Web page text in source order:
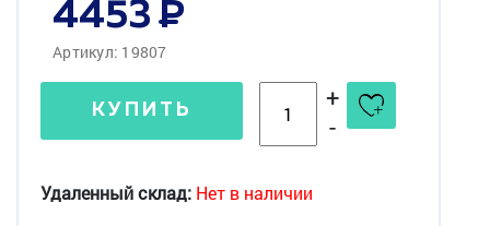
4453
Артикул: 19807
КУПИТЬ
+
-
Удаленный склад: Нет в наличии